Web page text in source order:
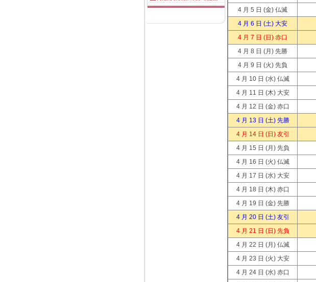
4 月 5 日 (金) 仏滅
4 月 6 日 (土) 大安
4 月 7 日 (日) 赤口
4 月 8 日 (月) 先勝
4 月 9 日 (火) 先負
4 月 10 日 (水) 仏滅
4 月 11 日 (木) 大安
4 月 12 日 (金) 赤口
4 月 13 日 (土) 先勝
4 月 14 日 (日) 友引
4 月 15 日 (月) 先負
4 月 16 日 (火) 仏滅
4 月 17 日 (水) 大安
4 月 18 日 (木) 赤口
4 月 19 日 (金) 先勝
4 月 20 日 (土) 友引
4 月 21 日 (日) 先負
4 月 22 日 (月) 仏滅
4 月 23 日 (火) 大安
4 月 24 日 (水) 赤口